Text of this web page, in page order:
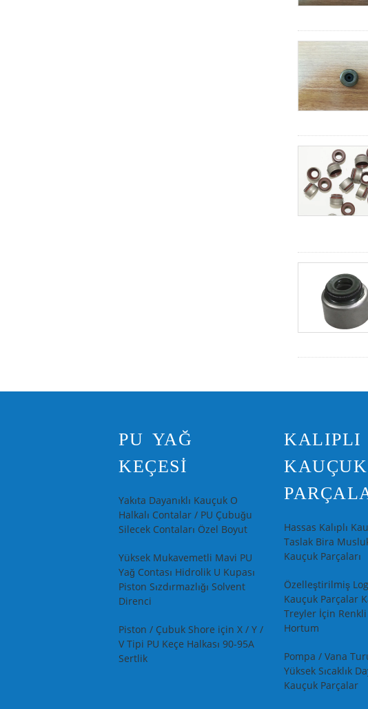
PU YAĞ
KEÇESI
Yakıta Dayanıklı Kauçuk O
Halkalı Contalar / PU Çubuğu
Silecek Contaları Özel Boyut
Yüksek Mukavemetli Mavi PU
Yağ Contası Hidrolik U Kupası
Piston Sızdırmazlığı Solvent
Direnci
Piston / Çubuk Shore için X / Y /
V Tipi PU Keçe Halkası 90-95A
Sertlik
KALIPLI
KAUÇUK
Hassas Kalıplı
Taslak Bira
Kauçuk Parçaları
Özelleştirilmiş
Kauçuk Parçalar
Treyler İçin
Hortum
Pompa / Vana
Yüksek Sıcaklık
Kauçuk Parçalar